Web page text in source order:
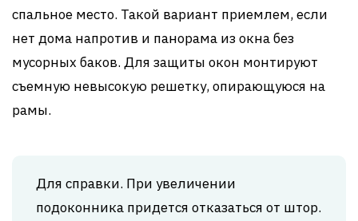
спальное место. Такой вариант приемлем, если
нет дома напротив и панорама из окна без
мусорных баков. Для защиты окон монтируют
съемную невысокую решетку, опирающуюся на
рамы.
Для справки. При увеличении
подоконника придется отказаться от штор.